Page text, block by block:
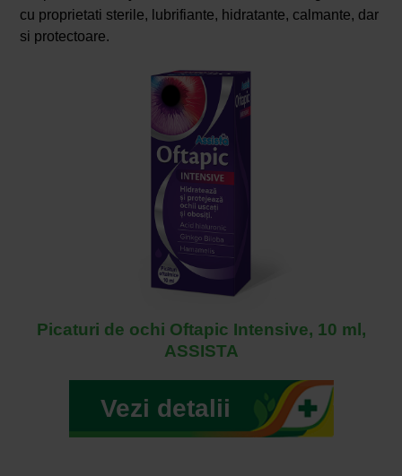
cu proprietati sterile, lubrifiante, hidratante, calmante, dar
si protectoare.
Picaturi de ochi Oftapic Intensive, 10 ml,
ASSISTA
Vezi detalii